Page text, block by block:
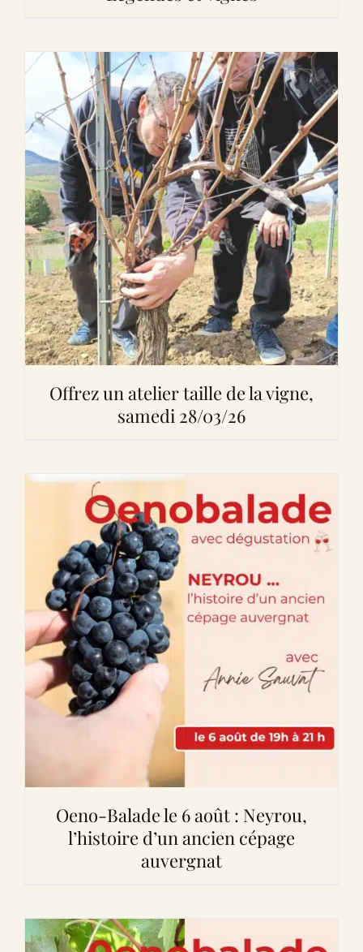
Offrez un atelier taille de la vigne,
samedi 28/03/26
Oeno-Balade le 6 août : Neyrou,
l’histoire d’un ancien cépage
auvergnat